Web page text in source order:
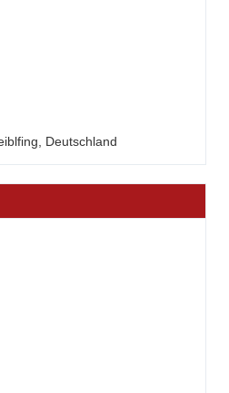
Deutschland